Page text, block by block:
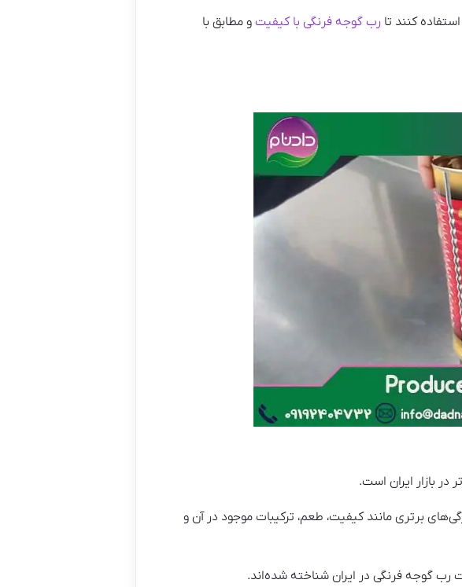
کنند تا رب گوجه فرنگی با کیفیت و مطابق با
بازار ایران است.
برتری مانند کیفیت، طعم، ترکیبات موجود در آن و
گوجه فرنگی در ایران شناخته شده‌اند.